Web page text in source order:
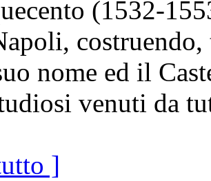
(1532-
costruendo,
nome ed il
venuti da
]